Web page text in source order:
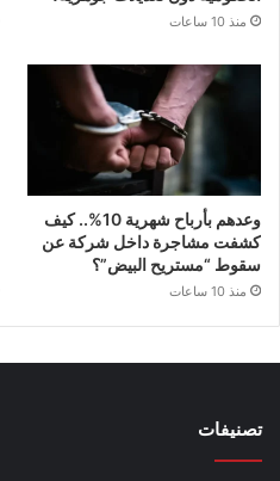
منذ 10 ساعات
وعدهم بأرباح شهرية 10%.. كيف
كشفت مشاجرة داخل شركة عن
سقوط “مستريح البيض”؟
منذ 10 ساعات
تصنيفات